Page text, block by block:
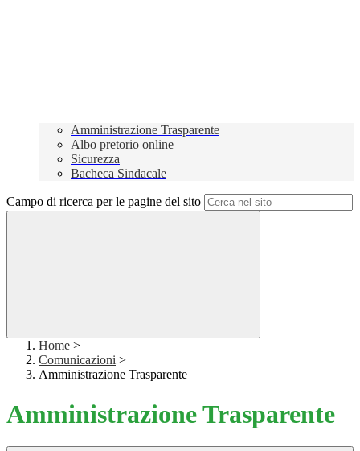
Amministrazione Trasparente
Albo pretorio online
Sicurezza
Bacheca Sindacale
Campo di ricerca per le pagine del sito
Home >
Comunicazioni >
Amministrazione Trasparente
Amministrazione Trasparente